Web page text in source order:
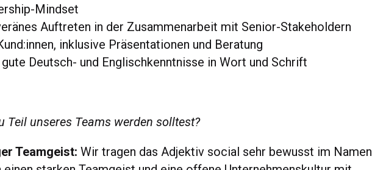
Mindset
Auftreten in der Zusammenarbeit mit Senior-Stakeholdern
inklusive Präsentationen und Beratung
gute Deutsch- und Englischkenntnisse in Wort und Schrift
Teil unseres Teams werden solltest?
Teamgeist:Wir tragen das Adjektiv social sehr bewusst im Namen